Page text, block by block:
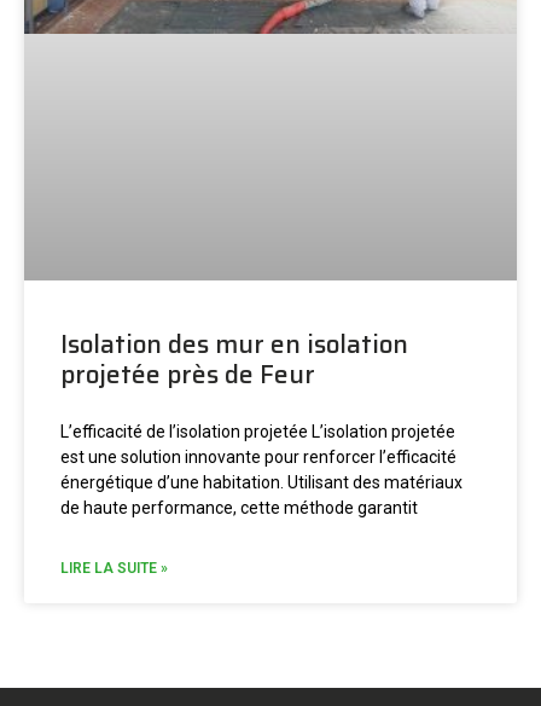
Isolation des mur en isolation
projetée près de Feur
L’efficacité de l’isolation projetée L’isolation projetée
est une solution innovante pour renforcer l’efficacité
énergétique d’une habitation. Utilisant des matériaux
de haute performance, cette méthode garantit
LIRE LA SUITE »